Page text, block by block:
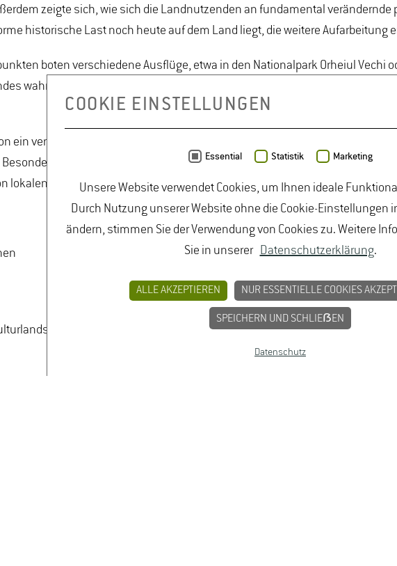
zeigte sich, wie sich die Landnutzenden an fundamental
historische Last noch heute auf dem Land liegt, die weitere Aufarbeitung
boten verschiedene Ausflüge, etwa in den Nationalpark Orheiul Vechi
wahrzunehmen. Diese Eindrücke ergänzten die politischen und
ein vertieftes Verständnis der Republik Moldau als Land im
prägend war die Erkenntnis, dass politische Entwicklungen hier
lokalen und internationalen insbesondere europäischen Perspektiven
Landschaftsarchitektur (M.Sc.), Landschaftsarchitektur
COOKIE EINSTELLUNGEN
Essential Statistik Marketing
Unsere Website verwendet Cookies, um Ihnen ideale
Durch Nutzung unserer Website ohne die Cookie-Einstellungen
ändern, stimmen Sie der Verwendung von Cookies zu. Weitere
Sie in unserer Datenschutzerklärung.
ALLE AKZEPTIEREN NUR ESSENTIELLE COOKIES
SPEICHERN UND SCHLIEẞEN
Datenschutz